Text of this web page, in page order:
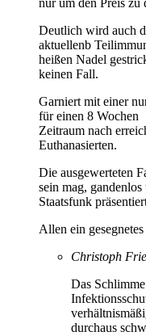
nur um den Preis zu
Deutlich wird auch
aktuellenb
heißen Nadel
keinen Fall.
Garniert mit einer
für einen 8 Wochen
Zeitraum nach
Euthanasierten.
Die ausgewerteten
sein mag,
Staatsfunk
Allen ein
Christoph
Das
durchaus